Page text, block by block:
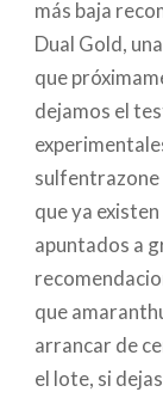
más baja
Dual Gold,
que
dejamos el
que ya
apuntados a
que
arrancar de
el lote, si